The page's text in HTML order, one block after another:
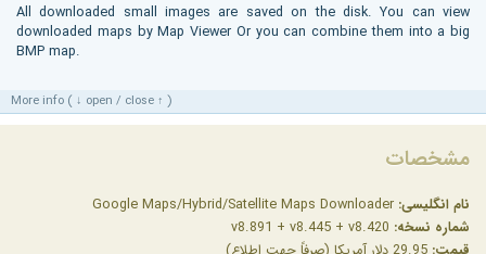
All downloaded small images are saved on the disk. You can view
downloaded maps by Map Viewer Or you can combine them into a big
BMP map.
More info ( ↓ open / close ↑ )
مشخصات
نام انگلیسی:
شماره نسخه: